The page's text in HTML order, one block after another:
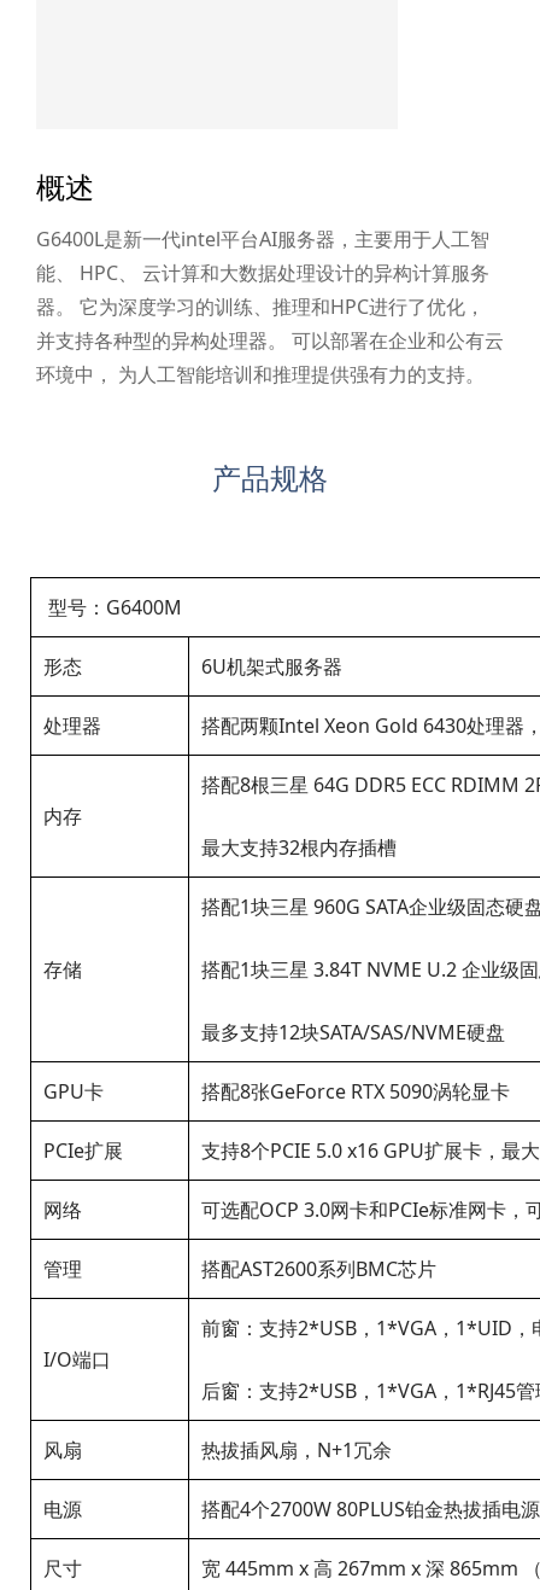
概述
G6400L是新一代intel平台AI服务器，主要用于人工智
能、 HPC、 云计算和大数据处理设计的异构计算服务
器。 它为深度学习的训练、推理和HPC进行了优化，
并支持各种型的异构处理器。 可以部署在企业和公有云
环境中， 为人工智能培训和推理提供强有力的支持。
产品规格
型号：G6400M
形态 6U机架式服务器
处理器 搭配两颗Intel Xeon Gold 6430处理器
内存
搭配8根三星 64G DDR5 ECC RDIMM
最大支持32根内存插槽
存储
搭配1块三星 960G SATA企业级固态硬
搭配1块三星 3.84T NVME U.2 企业级
最多支持12块SATA/SAS/NVME硬盘
GPU卡 搭配8张GeForce RTX 5090涡轮显卡
PCIe扩展 支持8个PCIE 5.0 x16 GPU扩展卡，最
网络 可选配OCP 3.0网卡和PCIe标准网卡
管理 搭配AST2600系列BMC芯片
I/O端口
前窗：支持2*USB，1*VGA，1*UID，
后窗：支持2*USB，1*VGA，1*RJ45
风扇 热拔插风扇，N+1冗余
电源 搭配4个2700W 80PLUS铂金热拔插电
尺寸 宽 445mm x 高 267mm x 深 865mm